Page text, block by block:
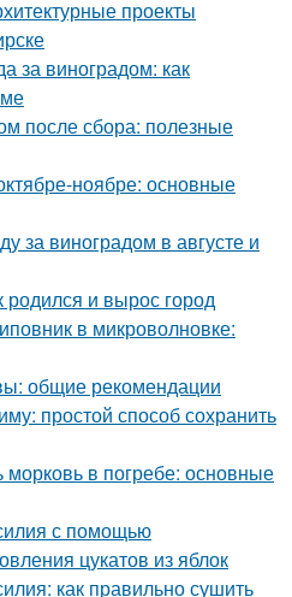
проекты
за виноградом: как
после сбора: полезные
ноябре: основные
за виноградом в августе и
и вырос город
в микроволновке:
общие рекомендации
простой способ сохранить
морковь в погребе: основные
с помощью
цукатов из яблок
как правильно сушить